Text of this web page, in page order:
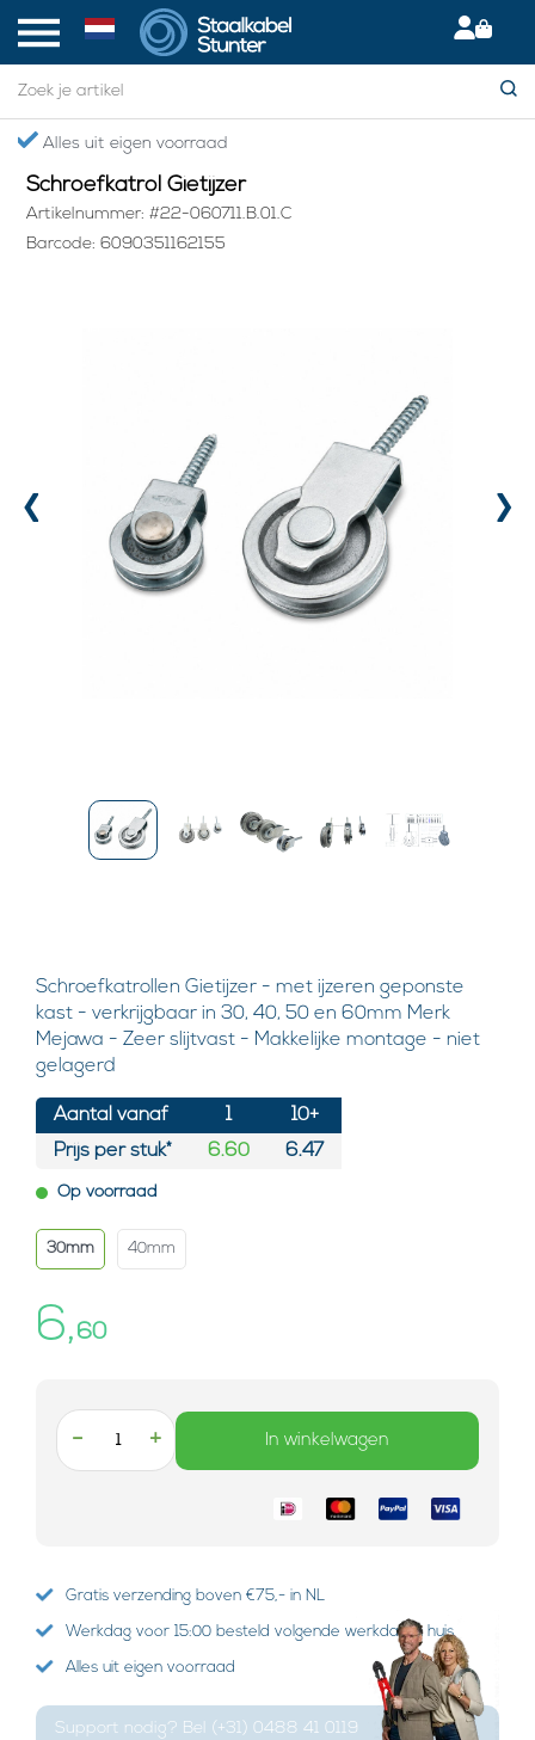
Alles uit eigen voorraad
Home > Schroefkatrol Gietijzer
Schroefkatrol Gietijzer
Artikelnummer: #22-060711.B.01.C
Barcode: 6090351162155
‹ ›
Schroefkatrollen Gietijzer - met ijzeren geponste
kast - verkrijgbaar in 30, 40, 50 en 60mm Merk
Mejawa - Zeer slijtvast - Makkelijke montage - niet
gelagerd
Aantal vanaf
Prijs per stuk*
1
6.60
10+
6.47
Op voorraad
30mm 40mm
6, 60
- + In winkelwagen
Gratis verzending boven €75,- in NL
Werkdag voor 15:00 besteld volgende werkdag in huis
Alles uit eigen voorraad
Support nodig? Bel (+31) 0488 41 0119